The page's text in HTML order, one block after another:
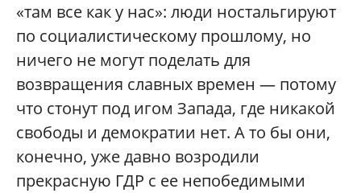
«там все как у нас»: люди ностальгируют
по социалистическому прошлому, но
ничего не могут поделать для
возвращения славных времен — потому
что стонут под игом Запада, где никакой
свободы и демократии нет. А то бы они,
конечно, уже давно возродили
прекрасную ГДР с ее непобедимыми